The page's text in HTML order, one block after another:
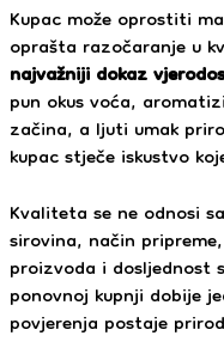
Kupac može oprostiti
oprašta razočaranje u
najvažniji dokaz
pun okus voća,
začina, a ljuti umak
kupac stječe iskustvo
Kvaliteta se ne odnosi
sirovina, način
proizvoda i dosljednost
ponovnoj kupnji dobije
povjerenja postaje